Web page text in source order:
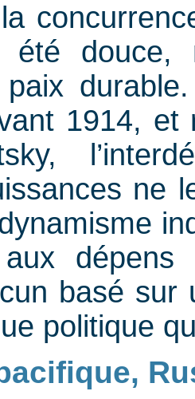
été douce,
1914, et
ne
dépens
basé
politique